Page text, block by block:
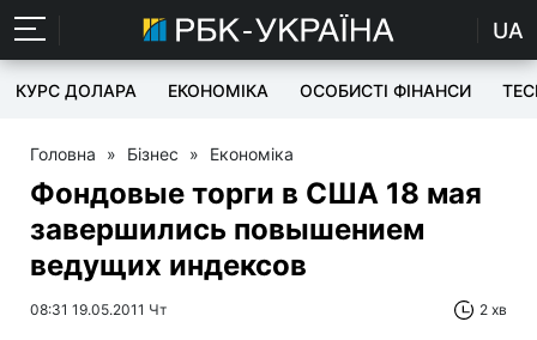
UA
КУРС ДОЛАРА ЕКОНОМІКА ОСОБИСТІ ФІНАНСИ
Головна » Бізнес » Економіка
Фондовые торги в США 18 мая
завершились повышением
ведущих индексов
08:31 19.05.2011 Чт 2 хв